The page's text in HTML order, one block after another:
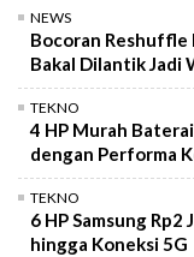
NEWS
Bocoran Reshuffle
Bakal Dilantik Jadi
TEKNO
4 HP Murah
dengan Performa
TEKNO
6 HP Samsung Rp2
hingga Koneksi 5G